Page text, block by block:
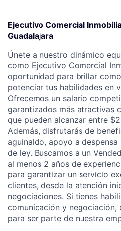
Ejecutivo Comercial
Guadalajara
Únete a nuestro dinámico
como Ejecutivo Comercial
oportunidad para brillar
potenciar tus habilidades en
Ofrecemos un salario
garantizados más atractivas
que pueden alcanzar entre
Además, disfrutarás de
aguinaldo, apoyo a
de ley. Buscamos a un
al menos 2 años de
para garantizar un servicio
clientes, desde la atención
negociaciones. Si tienes
comunicación y negociación,
para ser parte de nuestra